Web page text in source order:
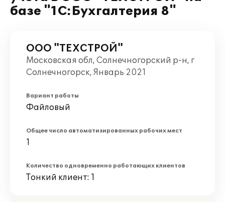
базе "1С:Бухгалтерия 8"
ООО "ТЕХСТРОЙ"
Московская обл, Солнечногорский р-н, г
Солнечногорск, Январь 2021
Вариант работы
Файловый
Общее число автоматизированных рабочих мест
1
Количество одновременно работающих клиентов
Тонкий клиент: 1